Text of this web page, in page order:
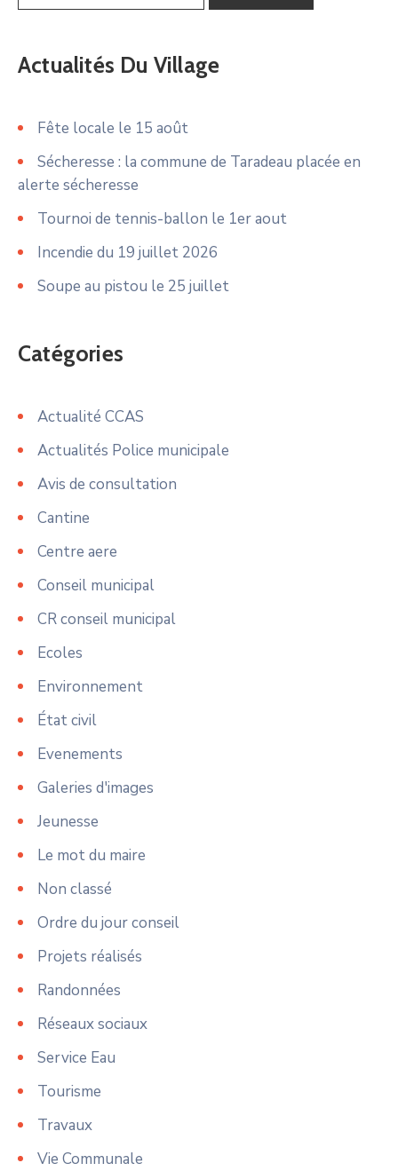
Actualités Du Village
Fête locale le 15 août
Sécheresse : la commune de Taradeau placée en
alerte sécheresse
Tournoi de tennis-ballon le 1er aout
Incendie du 19 juillet 2026
Soupe au pistou le 25 juillet
Catégories
Actualité CCAS
Actualités Police municipale
Avis de consultation
Cantine
Centre aere
Conseil municipal
CR conseil municipal
Ecoles
Environnement
État civil
Evenements
Galeries d'images
Jeunesse
Le mot du maire
Non classé
Ordre du jour conseil
Projets réalisés
Randonnées
Réseaux sociaux
Service Eau
Tourisme
Travaux
Vie Communale